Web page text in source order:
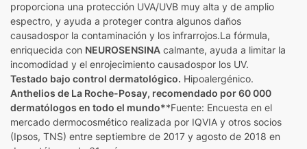
proporciona una protección UVA/UVB muy alta y de amplio
espectro, y ayuda a proteger contra algunos daños
causadospor la contaminación y los infrarrojos.La fórmula,
enriquecida con NEUROSENSINA calmante, ayuda a limitar la
incomodidad y el enrojecimiento causadospor los UV.
Testado bajo control dermatológico. Hipoalergénico.
Anthelios de La Roche-Posay, recomendado por 60 000
dermatólogos en todo el mundo**Fuente: Encuesta en el
mercado dermocosmético realizada por IQVIA y otros socios
(Ipsos, TNS) entre septiembre de 2017 y agosto de 2018 en